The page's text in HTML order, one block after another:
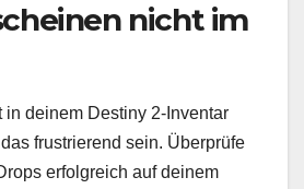
nicht im
in deinem Destiny 2-Inventar
frustrierend sein. Überprüfe
erfolgreich auf deinem